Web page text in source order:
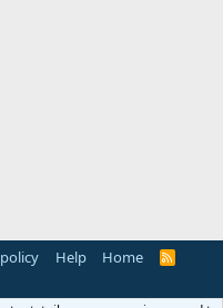
Help Home
R